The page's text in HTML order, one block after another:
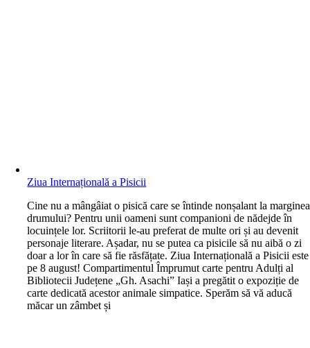
Ziua Internațională a Pisicii
Cine nu a mângâiat o pisică care se întinde nonșalant la marginea
drumului? Pentru unii oameni sunt companioni de nădejde în
locuințele lor. Scriitorii le-au preferat de multe ori și au devenit
personaje literare. Așadar, nu se putea ca pisicile să nu aibă o zi
doar a lor în care să fie răsfățate. Ziua Internațională a Pisicii este
pe 8 august! Compartimentul Împrumut carte pentru Adulți al
Bibliotecii Județene „Gh. Asachi” Iași a pregătit o expoziție de
carte dedicată acestor animale simpatice. Sperăm să vă aducă
măcar un zâmbet și